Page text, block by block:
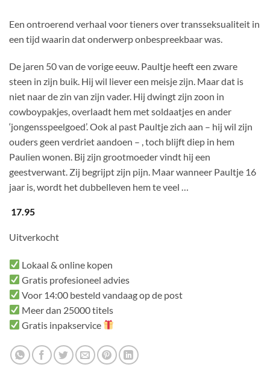
Een ontroerend verhaal voor tieners over transseksualiteit in
een tijd waarin dat onderwerp onbespreekbaar was.
De jaren 50 van de vorige eeuw. Paultje heeft een zware
steen in zijn buik. Hij wil liever een meisje zijn. Maar dat is
niet naar de zin van zijn vader. Hij dwingt zijn zoon in
cowboypakjes, overlaadt hem met soldaatjes en ander
‘jongensspeelgoed’. Ook al past Paultje zich aan – hij wil zijn
ouders geen verdriet aandoen – , toch blijft diep in hem
Paulien wonen. Bij zijn grootmoeder vindt hij een
geestverwant. Zij begrijpt zijn pijn. Maar wanneer Paultje 16
jaar is, wordt het dubbelleven hem te veel …
17.95
Uitverkocht
Lokaal & online kopen
Gratis profesioneel advies
Voor 14:00 besteld vandaag op de post
Meer dan 25000 titels
Gratis inpakservice